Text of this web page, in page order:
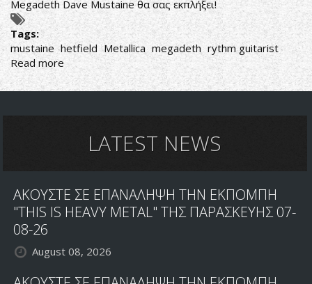
Megadeth Dave Mustaine θα σας εκπλήξει!
Tags:
mustaine hetfield Metallica megadeth rythm guitarist
Read more about
MEGADETH’S
DAVE
ΑΛΛΟΣLATEST NEWS
ΑΚΟΥΣΤΕ ΣΕ ΕΠΑΝΑΛΗΨΗ ΤΗΝ ΕΚΠΟΜΠΗ
"THIS IS HEAVY METAL" ΤΗΣ ΠΑΡΑΣΚΕΥΗΣ 07-
08-26
August 08, 2026